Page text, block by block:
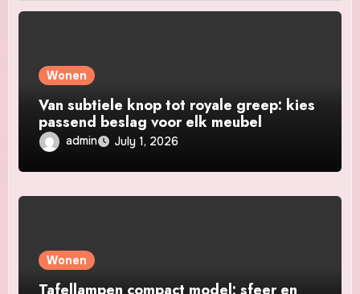
Wonen
Van subtiele knop tot royale greep: kies
passend beslag voor elk meubel
admin July 1, 2026
Wonen